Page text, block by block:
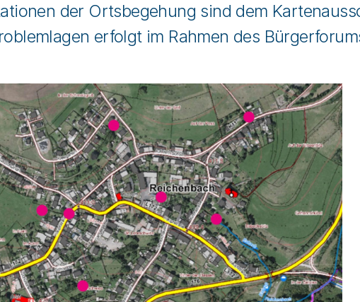
der Ortsbegehung sind dem
erfolgt im Rahmen des